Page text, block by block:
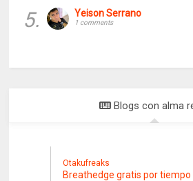
5. Yeison Serrano
1 comments
Blogs con alma
Otakufreaks
Breathedge gratis por